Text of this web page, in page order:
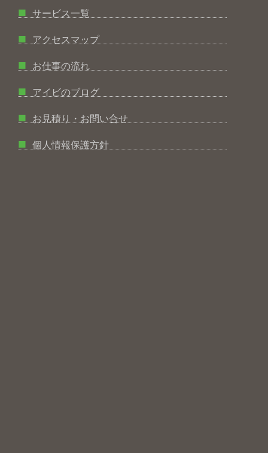
■ サービス一覧
■ アクセスマップ
■ お仕事の流れ
■ アイビのブログ
■ お見積り・お問い合せ
■ 個人情報保護方針